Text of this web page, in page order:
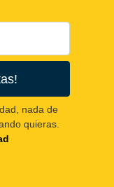
nada de
quieras.